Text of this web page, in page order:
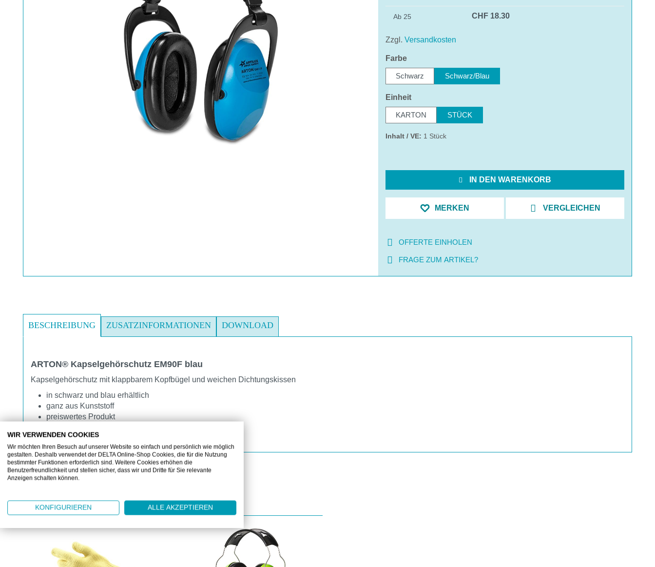
Ab 25 CHF 18.30
Zzgl. Versandkosten
Farbeauswählen
Schwarz Schwarz/Blau
Einheitauswählen
KARTON STÜCK
Inhalt / VE: 1 Stück
IN DEN WARENKORB
MERKEN VERGLEICHEN
OFFERTE EINHOLEN
FRAGE ZUM ARTIKEL?
BESCHREIBUNG ZUSATZINFORMATIONEN DOWNLOAD
ARTON® Kapselgehörschutz EM90F blau
Kapselgehörschutz mit klappbarem Kopfbügel und weichen Dichtungskissen
in schwarz und blau erhältlich
ganz aus Kunststoff
preiswertes Produkt
KUNDEN KAUFTEN AUCH
Produktgalerie überspringen
WIR VERWENDEN COOKIES
Wir möchten Ihren Besuch auf unserer Website so einfach und persönlich wie möglich
gestalten. Deshalb verwendet der DELTA Online-Shop Cookies, die für die Nutzung
bestimmter Funktionen erforderlich sind. Weitere Cookies erhöhen die
Benutzerfreundlichkeit und stellen sicher, dass wir und Dritte für Sie relevante
Anzeigen schalten können.
KONFIGURIEREN ALLE AKZEPTIEREN